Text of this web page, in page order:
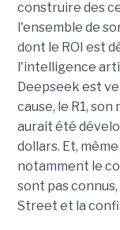
construire des
l'ensemble de
dont le ROI est
l'intelligence
Deepseek est
cause, le R1,
aurait été
dollars. Et,
notamment le
sont pas
Street et la